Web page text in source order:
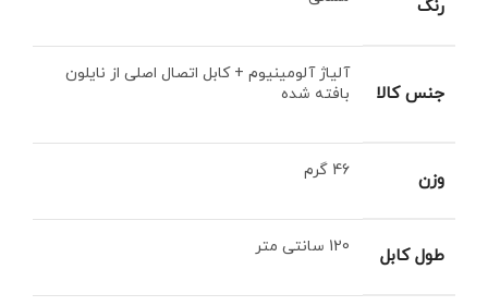
رنگ
جنس کالا
آلیاژ آلومینیوم + کابل اتصال اصلی از نایلون
بافته شده
وزن 46 گرم
طول کابل 120 سانتی متر